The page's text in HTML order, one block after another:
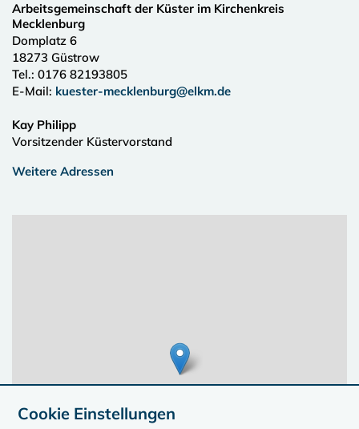
Arbeitsgemeinschaft der Küster im Kirchenkreis
Mecklenburg
Domplatz 6
18273 Güstrow
Tel.: 0176 82193805
E-Mail: kuester-mecklenburg@elkm.de
Kay Philipp
Vorsitzender Küstervorstand
Weitere Adressen
Cookie Einstellungen